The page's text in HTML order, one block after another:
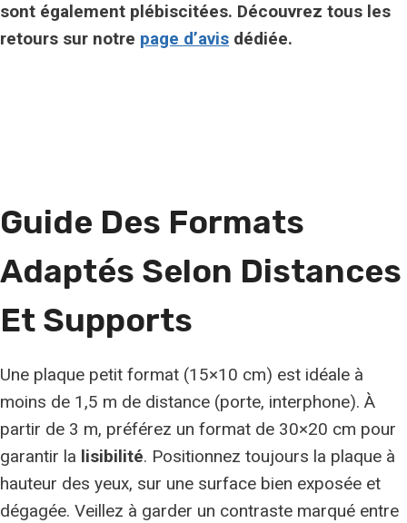
sont également plébiscitées. Découvrez tous les
retours sur notre page d’avis dédiée.
Guide Des Formats
Adaptés Selon Distances
Et Supports
Une plaque petit format (15×10 cm) est idéale à
moins de 1,5 m de distance (porte, interphone). À
partir de 3 m, préférez un format de 30×20 cm pour
garantir la lisibilité. Positionnez toujours la plaque à
hauteur des yeux, sur une surface bien exposée et
dégagée. Veillez à garder un contraste marqué entre